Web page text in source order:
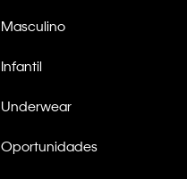
Masculino
Infantil
Underwear
Oportunidades